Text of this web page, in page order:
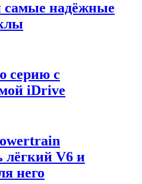
самые надёжные
серию с
iDrive
лёгкий V6 и
него